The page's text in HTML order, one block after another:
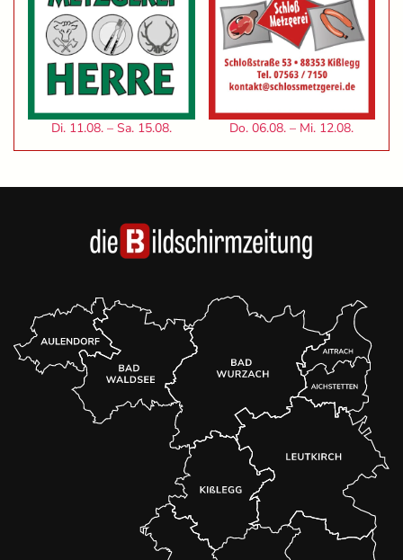
Di. 11.08. – Sa. 15.08. Do. 06.08. – Mi. 12.08.